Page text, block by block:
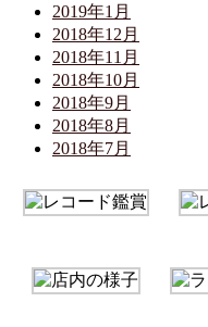
2019年1月
2018年12月
2018年11月
2018年10月
2018年9月
2018年8月
2018年7月